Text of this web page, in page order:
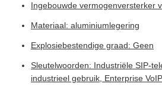
Ingebouwde vermogenversterker
Materiaal: aluminiumlegering
Explosiebestendige graad: Geen
Sleutelwoorden: Industriële SIP-
industrieel gebruik, Enterprise